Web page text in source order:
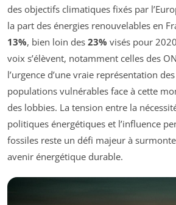
des objectifs climatiques fixés par
la part des énergies renouvelables en
13%, bien loin des 23% visés pour
voix s’élèvent, notamment celles des
l’urgence d’une vraie représentation
populations vulnérables face à cette
des lobbies. La tension entre la
politiques énergétiques et l’influence
fossiles reste un défi majeur à
avenir énergétique durable.